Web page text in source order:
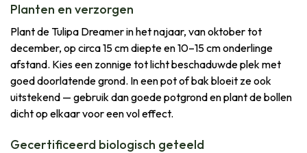
Planten en verzorgen
Plant de Tulipa Dreamer in het najaar, van oktober tot
december, op circa 15 cm diepte en 10–15 cm onderlinge
afstand. Kies een zonnige tot licht beschaduwde plek met
goed doorlatende grond. In een pot of bak bloeit ze ook
uitstekend — gebruik dan goede potgrond en plant de bollen
dicht op elkaar voor een vol effect.
Gecertificeerd biologisch geteeld